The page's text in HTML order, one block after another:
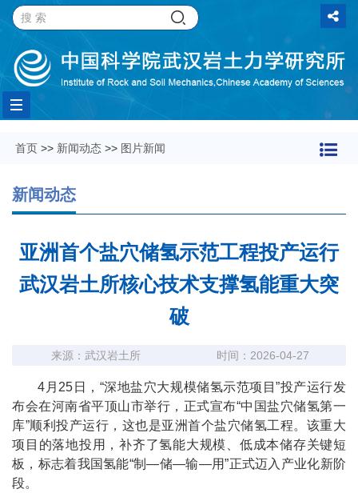
Toggle
navigation
首页 >> 新闻动态 >> 图片新闻
新闻动态
亚洲首个盐穴储氢示范工程投产运行
武汉岩土所核心技术支撑氢能重大突
破
来源：武汉岩土所 时间：2026-04-27
4月25日，“深地盐穴大规模储氢示范项目”投产运行发
布会在河南省平顶山市举行，正式宣布“中国盐穴储氢第一
库”顺利投产运行，这也是亚洲首个盐穴储氢工程。该重大
项目的落地投用，补齐了氢能大规模、低成本储存关键短
板，标志着我国氢能“制—储—输—用”正式迈入产业化新阶
段。